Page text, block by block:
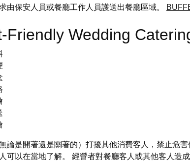
由保安人員或餐廳工作人員護送出餐廳區域。
Friendly Wedding
論是開著還是關著的）打擾其他消費客人，禁止危
可以在當地了解。 經營者對餐廳客人或其他客人造